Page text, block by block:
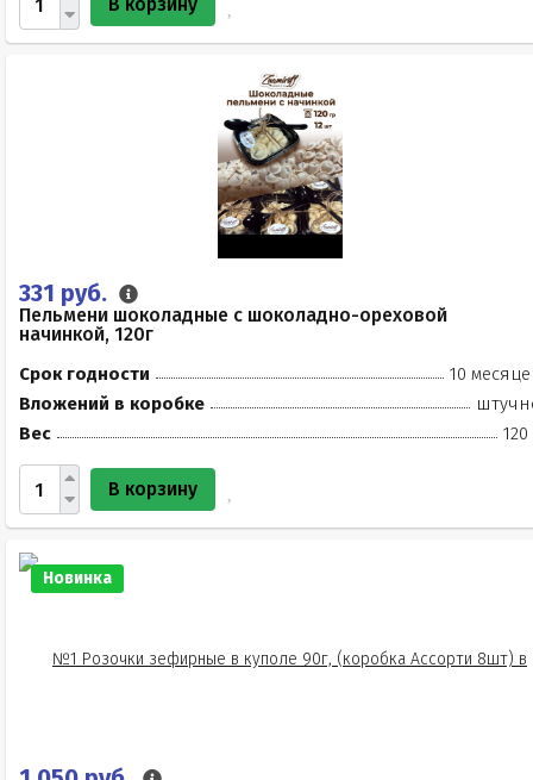
331 руб.
Пельмени шоколадные с шоколадно-ореховой
начинкой, 120г
Срок годности
10
Вложений в коробке
Вес
120
В корзину
Новинка